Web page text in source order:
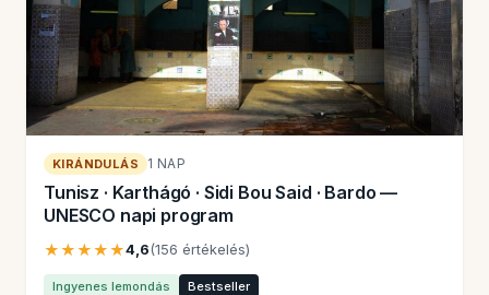
KIRÁNDULÁS 1 NAP
Tunisz · Karthágó · Sidi Bou Said · Bardo —
UNESCO napi program
★★★★★4,6(156 értékelés)
Ingyenes lemondás Bestseller